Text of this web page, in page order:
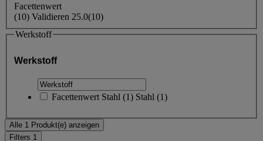
Facettenwert
(10) Validieren 25.0(10)
Werkstoff
Werkstoff
Facettenwert Stahl (1) Stahl (1)
Alle 1 Produkt(e) anzeigen
Filters 1